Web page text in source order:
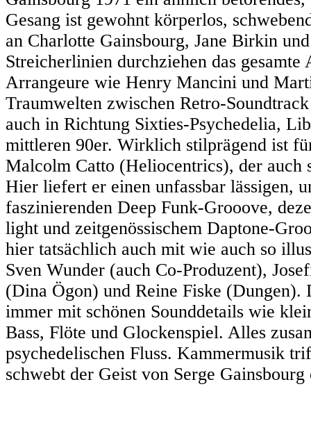
Gesang ist gewohnt körperlos,
an Charlotte Gainsbourg, Jane Birkin
Streicherlinien durchziehen das
Arrangeure wie Henry Mancini und
Traumwelten zwischen Retro-
auch in Richtung Sixties-Psychedelia,
mittleren 90er. Wirklich stilprägend ist
Malcolm Catto (Heliocentrics), der auch
Hier liefert er einen unfassbar lässigen,
faszinierenden Deep Funk-Grooove,
light und zeitgenössischem Daptone-
hier tatsächlich auch mit wie auch so
Sven Wunder (auch Co-Produzent),
(Dina Ögon) und Reine Fiske (Dungen).
immer mit schönen Sounddetails wie
Bass, Flöte und Glockenspiel. Alles
psychedelischen Fluss. Kammermusik
schwebt der Geist von Serge